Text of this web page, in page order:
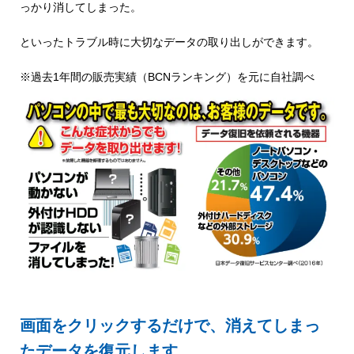
っかり消してしまった。
といったトラブル時に大切なデータの取り出しができます。
※過去1年間の販売実績（BCNランキング）を元に自社調べ
画面をクリックするだけで、消えてしまっ